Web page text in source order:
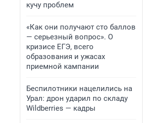
кучу проблем
«Как они получают сто баллов
— серьезный вопрос». О
кризисе ЕГЭ, всего
образования и ужасах
приемной кампании
Беспилотники нацелились на
Урал: дрон ударил по складу
Wildberries — кадры